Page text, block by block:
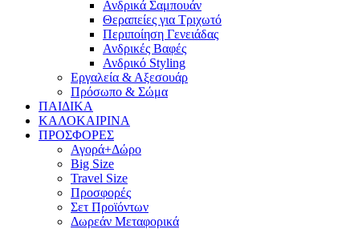
Ανδρικά Σαμπουάν
Θεραπείες για Τριχωτό
Περιποίηση Γενειάδας
Ανδρικές Βαφές
Ανδρικό Styling
Εργαλεία & Αξεσουάρ
Πρόσωπο & Σώμα
ΠΑΙΔΙΚΑ
ΚΑΛΟΚΑΙΡΙΝΑ
ΠΡΟΣΦΟΡΕΣ
Αγορά+Δώρο
Big Size
Travel Size
Προσφορές
Σετ Προϊόντων
Δωρεάν Μεταφορικά